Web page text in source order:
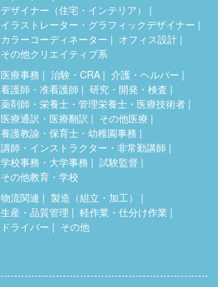
デザイナー（住宅・インテリア）
イラストレーター・グラフィックデザイナー
カラーコーディネーター
オフィス設計
その他クリエイティブ系
医療事務 治験・CRA
介護・ヘルパー
看護師・准看護師
研究・開発・検査
薬剤師・栄養士・管理栄養士・医療技術者
医療通訳・医療翻訳
その他医療
養護教諭・保育士・幼稚園事務
講師・インストラクター・非常勤講師
学校事務・大学事務
試験監督
その他教育・学校
物流関連
製造（組立・加工）
生産・品質管理
軽作業・仕分け作業
ドライバー
その他